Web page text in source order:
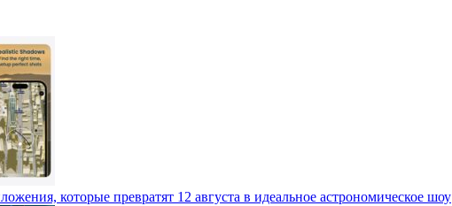
которые превратят 12 августа в идеальное астрономическое шоу